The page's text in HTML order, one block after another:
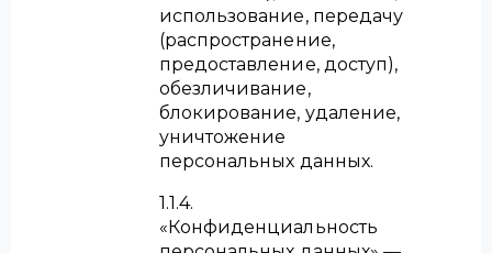
использование, передачу
(распространение,
предоставление, доступ),
обезличивание,
блокирование, удаление,
уничтожение
персональных данных.
1.1.4.
«Конфиденциальность